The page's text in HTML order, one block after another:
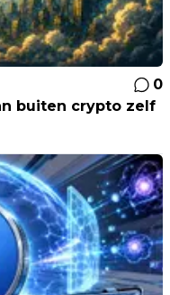
0
buiten crypto zelf